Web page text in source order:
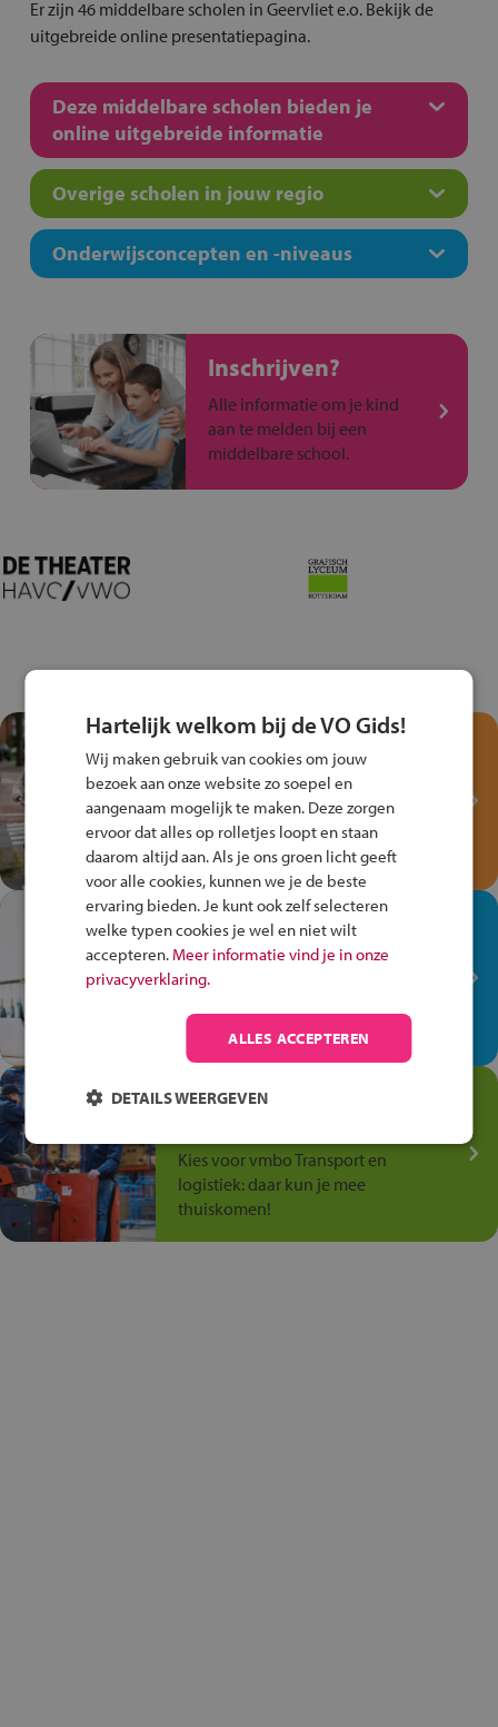
Er zijn 46 middelbare scholen in Geervliet e.o. Bekijk de
uitgebreide online presentatiepagina.
Deze middelbare scholen bieden je
online uitgebreide informatie
Overige scholen in jouw regio
Onderwijsconcepten en -niveaus
Inschrijven?
Alle informatie om je kind
aan te melden bij een
middelbare school.
Test je kennis met het
Fiets Veilig
Verkeersspel!
Speel het Fiets Veilig Verkeersspel
en win een Cortina-fiets!
In de winkel ben je op je
plek!
Ontdek via het vmbo jouw talent
op de winkelvloer, waar elke dag
anders is!
Jouw talent in de
Kies voor vmbo Transport en
logistiek: daar kun je mee
thuiskomen!
Hartelijk welkom bij de VO Gids!
Wij maken gebruik van cookies om jouw
bezoek aan onze website zo soepel en
aangenaam mogelijk te maken. Deze zorgen
ervoor dat alles op rolletjes loopt en staan
daarom altijd aan. Als je ons groen licht geeft
voor alle cookies, kunnen we je de beste
ervaring bieden. Je kunt ook zelf selecteren
welke typen cookies je wel en niet wilt
accepteren. Meer informatie vind je in onze
privacyverklaring.
ALLES ACCEPTEREN
DETAILS WEERGEVEN